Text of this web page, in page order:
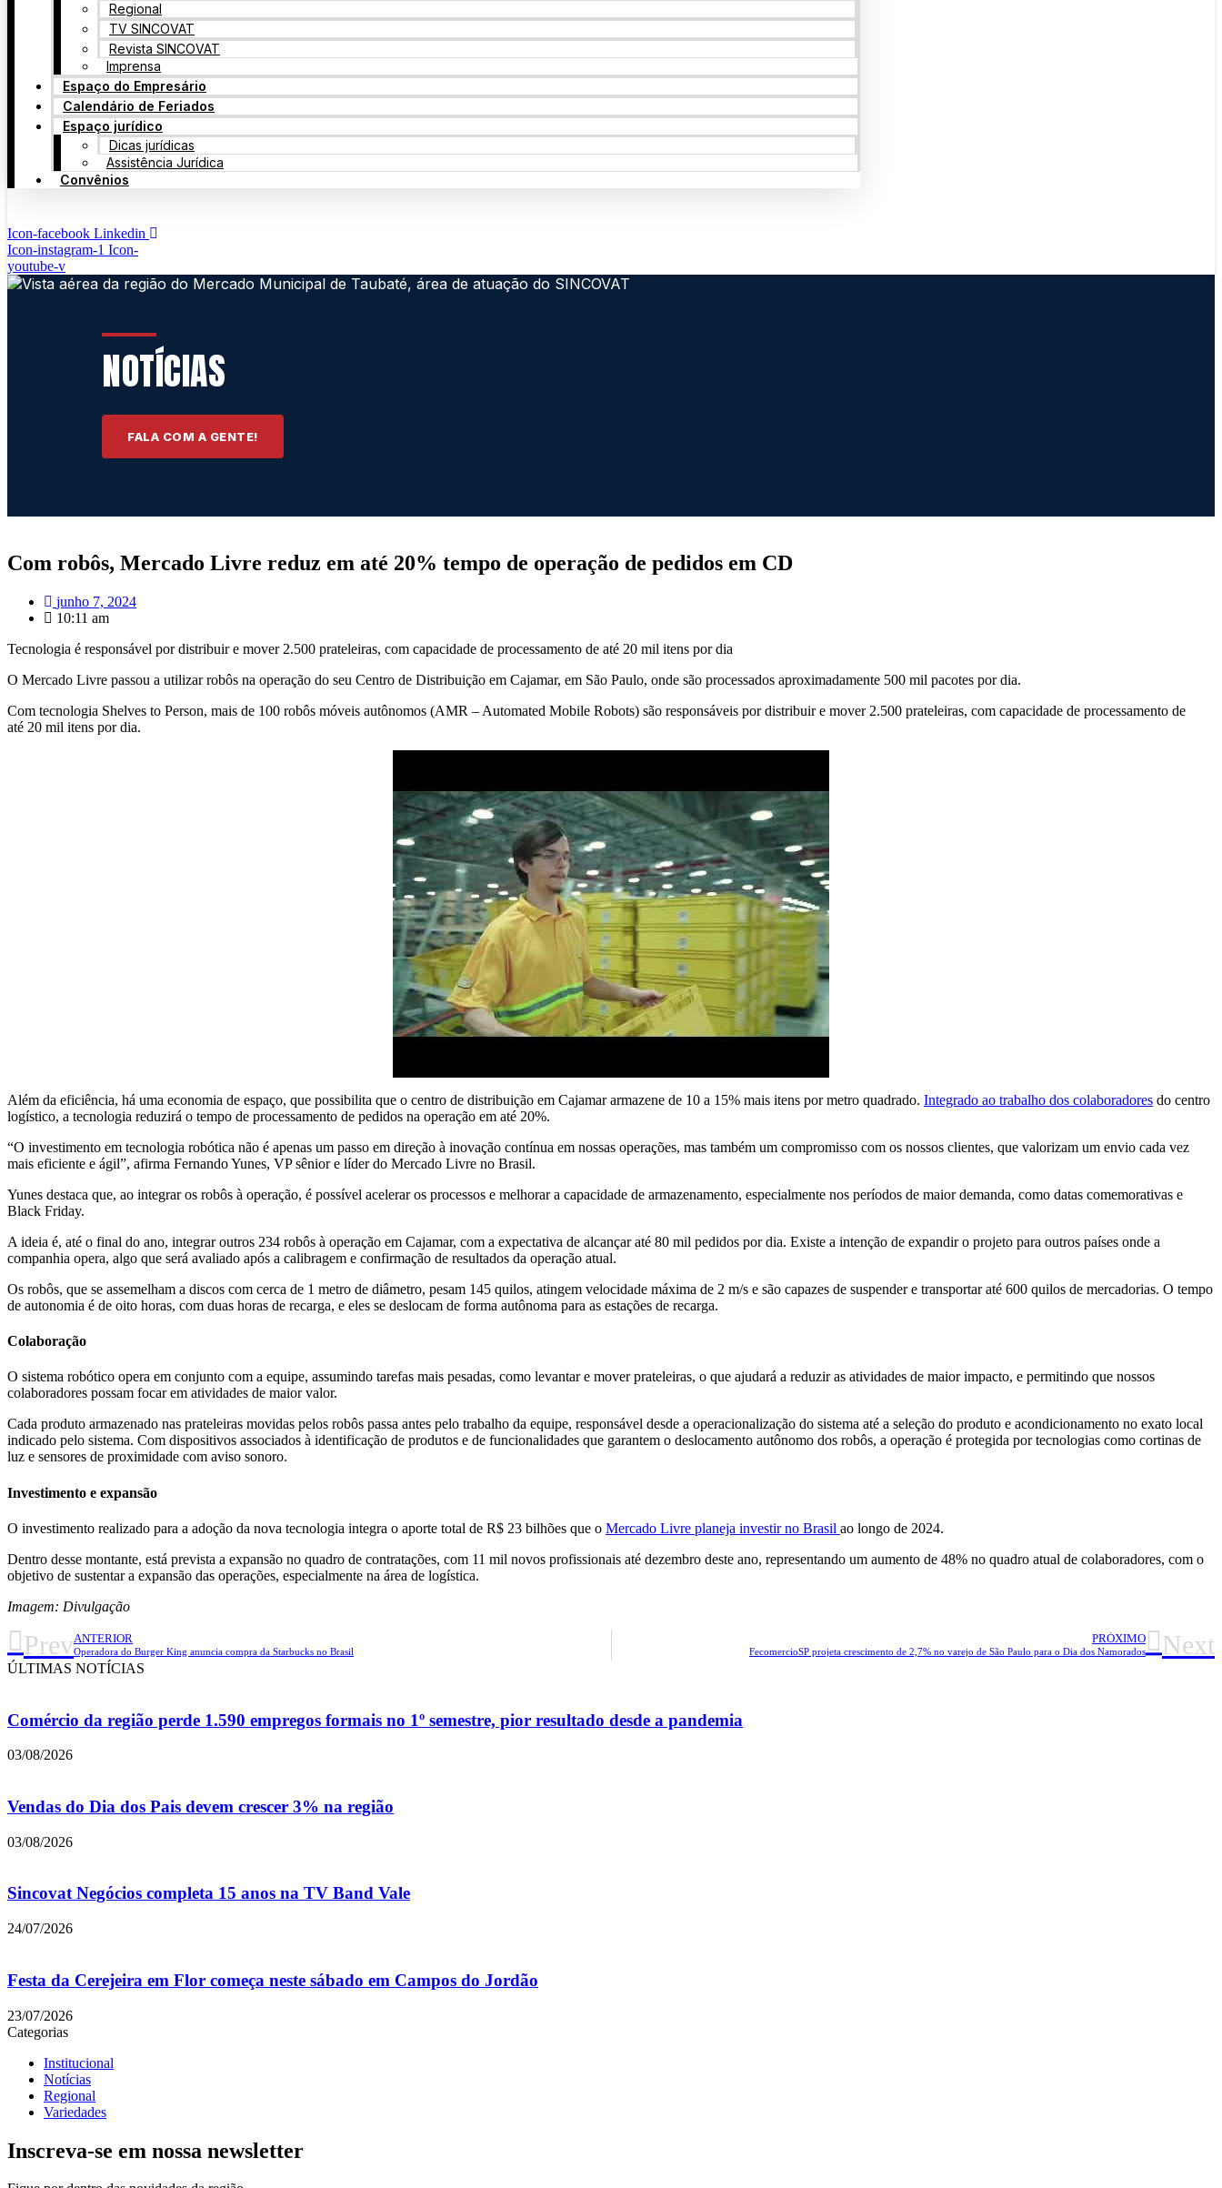
Regional
TV SINCOVAT
Revista SINCOVAT
Imprensa
Espaço do Empresário
Calendário de Feriados
Espaço jurídico
Dicas jurídicas
Assistência Jurídica
Convênios
Icon-facebook Linkedin
Icon-instagram-1 Icon-
youtube-v
NOTÍCIAS
FALA COM A GENTE!
Com robôs, Mercado Livre reduz em até 20% tempo de operação de pedidos em CD
junho 7, 2024
10:11 am
Tecnologia é responsável por distribuir e mover 2.500 prateleiras, com capacidade de processamento de até 20 mil itens por dia
O Mercado Livre passou a utilizar robôs na operação do seu Centro de Distribuição em Cajamar, em São Paulo, onde são processados aproximadamente 500 mil pacotes por dia.
Com tecnologia Shelves to Person, mais de 100 robôs móveis autônomos (AMR – Automated Mobile Robots) são responsáveis por distribuir e mover 2.500 prateleiras, com capacidade de processamento de
até 20 mil itens por dia.
Além da eficiência, há uma economia de espaço, que possibilita que o centro de distribuição em Cajamar armazene de 10 a 15% mais itens por metro quadrado. Integrado ao trabalho dos colaboradores do centro
logístico, a tecnologia reduzirá o tempo de processamento de pedidos na operação em até 20%.
“O investimento em tecnologia robótica não é apenas um passo em direção à inovação contínua em nossas operações, mas também um compromisso com os nossos clientes, que valorizam um envio cada vez
mais eficiente e ágil”, afirma Fernando Yunes, VP sênior e líder do Mercado Livre no Brasil.
Yunes destaca que, ao integrar os robôs à operação, é possível acelerar os processos e melhorar a capacidade de armazenamento, especialmente nos períodos de maior demanda, como datas comemorativas e
Black Friday.
A ideia é, até o final do ano, integrar outros 234 robôs à operação em Cajamar, com a expectativa de alcançar até 80 mil pedidos por dia. Existe a intenção de expandir o projeto para outros países onde a
companhia opera, algo que será avaliado após a calibragem e confirmação de resultados da operação atual.
Os robôs, que se assemelham a discos com cerca de 1 metro de diâmetro, pesam 145 quilos, atingem velocidade máxima de 2 m/s e são capazes de suspender e transportar até 600 quilos de mercadorias. O tempo
de autonomia é de oito horas, com duas horas de recarga, e eles se deslocam de forma autônoma para as estações de recarga.
Colaboração
O sistema robótico opera em conjunto com a equipe, assumindo tarefas mais pesadas, como levantar e mover prateleiras, o que ajudará a reduzir as atividades de maior impacto, e permitindo que nossos
colaboradores possam focar em atividades de maior valor.
Cada produto armazenado nas prateleiras movidas pelos robôs passa antes pelo trabalho da equipe, responsável desde a operacionalização do sistema até a seleção do produto e acondicionamento no exato local
indicado pelo sistema. Com dispositivos associados à identificação de produtos e de funcionalidades que garantem o deslocamento autônomo dos robôs, a operação é protegida por tecnologias como cortinas de
luz e sensores de proximidade com aviso sonoro.
Investimento e expansão
O investimento realizado para a adoção da nova tecnologia integra o aporte total de R$ 23 bilhões que o Mercado Livre planeja investir no Brasil ao longo de 2024.
Dentro desse montante, está prevista a expansão no quadro de contratações, com 11 mil novos profissionais até dezembro deste ano, representando um aumento de 48% no quadro atual de colaboradores, com o
objetivo de sustentar a expansão das operações, especialmente na área de logística.
Imagem: Divulgação
PrevANTERIOR
Operadora do Burger King anuncia compra da Starbucks no Brasil
PRÓXIMO
FecomercioSP projeta crescimento de 2,7% no varejo de São Paulo para o Dia dos Namorados Next
ÚLTIMAS NOTÍCIAS
Comércio da região perde 1.590 empregos formais no 1º semestre, pior resultado desde a pandemia
03/08/2026
Vendas do Dia dos Pais devem crescer 3% na região
03/08/2026
Sincovat Negócios completa 15 anos na TV Band Vale
24/07/2026
Festa da Cerejeira em Flor começa neste sábado em Campos do Jordão
23/07/2026
Categorias
Institucional
Notícias
Regional
Variedades
Inscreva-se em nossa newsletter